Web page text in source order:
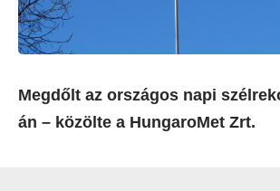
Megdőlt az országos napi
án – közölte a HungaroMet Zrt.